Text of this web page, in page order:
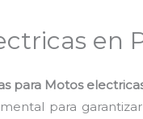
en
para Motos
para